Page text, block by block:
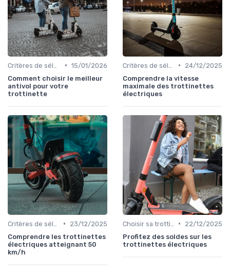
• 15/01/2026
Comment choisir le meilleur
antivol pour votre
trottinette
•
24/12/2025
Comprendre la vitesse
maximale des trottinettes
électriques
•
23/12/2025
Comprendre les trottinettes
électriques atteignant 50
km/h
•
22/12/2025
Profitez des soldes sur les
trottinettes électriques